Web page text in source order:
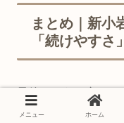
まとめ｜新小
「続けやすさ
最後にもう一度まと
メニュー ホーム